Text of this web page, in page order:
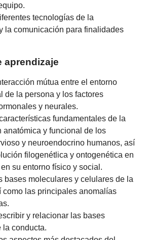
tecnologías de la
la comunicación para finalidades
aprendizaje
mútua entre el entorno
de la persona y los factores
y neurales.
fundamentales de la
anatómica y funcional de los
y neuroendocrino humanos, así
filogenétlica y ontogenética en
su entorno físico y social.
bases moleculares y celulares de la
como las principales anomalías
y relacionar las bases
la conducta.